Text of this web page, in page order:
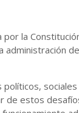
la
de estos